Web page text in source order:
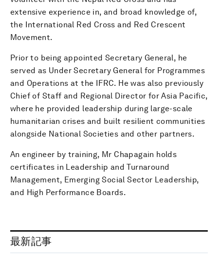
extensive experience in, and broad knowledge of,
the International Red Cross and Red Crescent
Movement.
Prior to being appointed Secretary General, he
served as Under Secretary General for Programmes
and Operations at the IFRC. He was also previously
Chief of Staff and Regional Director for Asia Pacific,
where he provided leadership during large-scale
humanitarian crises and built resilient communities
alongside National Societies and other partners.
An engineer by training, Mr Chapagain holds
certificates in Leadership and Turnaround
Management, Emerging Social Sector Leadership,
and High Performance Boards.
最新記事